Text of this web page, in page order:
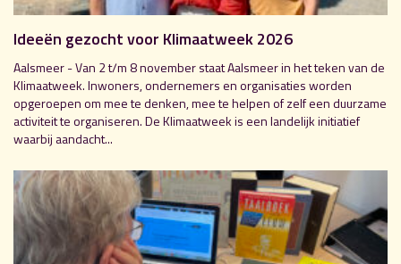
Ideeën gezocht voor Klimaatweek 2026
Aalsmeer - Van 2 t/m 8 november staat Aalsmeer in het teken van de
Klimaatweek. Inwoners, ondernemers en organisaties worden
opgeroepen om mee te denken, mee te helpen of zelf een duurzame
activiteit te organiseren. De Klimaatweek is een landelijk initiatief
waarbij aandacht...